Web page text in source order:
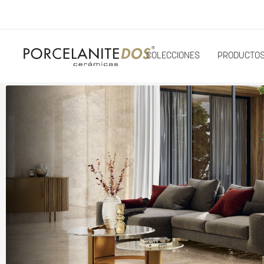
COLECCIONES